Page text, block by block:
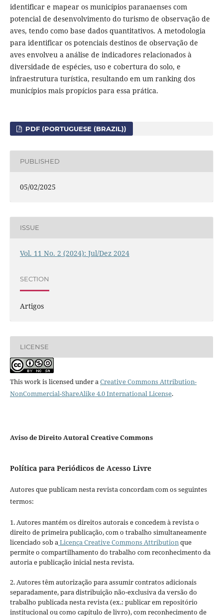
identificar e mapear os municípios paranaenses com
potencial de desenvolvimento do turismo de observação de
aves, tendo como base dados quantitativos. A metodologia
para identificar os potenciais destinos de observação de
aves envolveu a análise de indicadores relacionados à
diversidade de espécies, uso e cobertura do solo, e
infraestrutura turística, resultando em um ranking dos
municípios mais propícios para essa prática.
PDF (PORTUGUESE (BRAZIL))
PUBLISHED
05/02/2025
ISSUE
Vol. 11 No. 2 (2024): Jul/Dez 2024
SECTION
Artigos
LICENSE
This work is licensed under aCreative Commons Attribution-
NonCommercial-ShareAlike 4.0 International License.
Aviso de Direito Autoral Creative Commons
Política para Periódicos de Acesso Livre
Autores que publicam nesta revista concordam com os seguintes
termos:
1. Autores mantém os direitos autorais e concedem à revista o
direito de primeira publicação, com o trabalho simultaneamente
licenciado sob aLicença Creative Commons Attributionque
permite o compartilhamento do trabalho com reconhecimento da
autoria e publicação inicial nesta revista.
2. Autores têm autorização para assumir contratos adicionais
separadamente, para distribuição não-exclusiva da versão do
trabalho publicada nesta revista (ex.: publicar em repositório
institucional ou como capítulo de livro), com reconhecimento de